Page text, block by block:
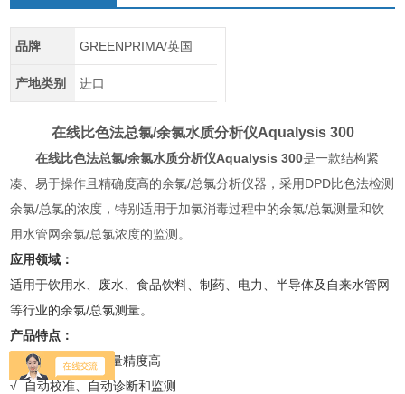
品牌 GREENPRIMA/英国
产地类别 进口
在线比色法总氯/余氯水质分析仪Aqualysis 300
在线比色法总氯/余氯水质分析仪Aqualysis 300是一款结构紧
凑、易于操作且精确度高的余氯/总氯分析仪器，采用DPD比色法检测
余氯/总氯的浓度，特别适用于加氯消毒过程中的余氯/总氯测量和饮
用水管网余氯/总氯浓度的监测。
应用领域：
适用于饮用水、废水、食品饮料、制药、电力、半导体及自来水管网
等行业的余氯/总氯测量。
产品特点：
√ DPD比色法，测量精度高
√ 自动校准、自动诊断和监测